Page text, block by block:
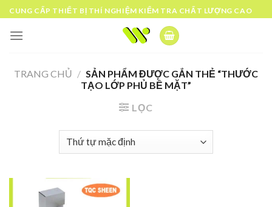
Skip
to
content
CUNG CẤP THIẾT BỊ THÍ NGHIỆM KIỂM TRA CHẤT LƯỢNG CAO
TRANG CHỦ / SẢN PHẨM ĐƯỢC GẮN THẺ “THƯỚC
TẠO LỚP PHỦ BỀ MẶT”
LỌC